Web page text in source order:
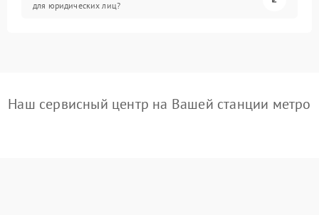
для юридических лиц?
Наш сервисный центр на Вашей станции метро